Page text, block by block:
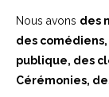
Nous avons des
des
publique, des
Cérémonies,